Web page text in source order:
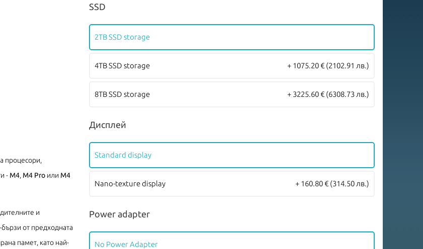
процесори,
- M4, M4 Pro или M4
и
от предходната
памет, като най-
SSD
2TB SSD storage
4TB SSD storage + 1075.20 € (2102.91 лв.)
8TB SSD storage + 3225.60 € (6308.73 лв.)
Дисплей
Standard display
Nano-texture display + 160.80 € (314.50 лв.)
Power adapter
No Power Adapter